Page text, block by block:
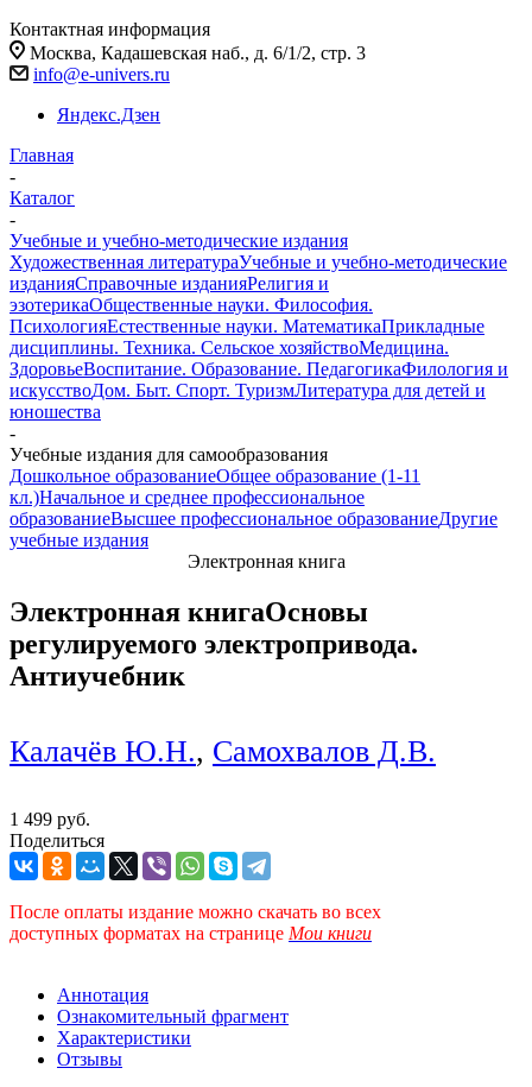
Контактная информация
Москва, Кадашевская наб., д. 6/1/2, стр. 3
info@e-univers.ru
Яндекс.Дзен
Главная
-
Каталог
-
Учебные и учебно-методические издания
Художественная литератураУчебные и учебно-методические
изданияСправочные изданияРелигия и
эзотерикаОбщественные науки. Философия.
ПсихологияЕстественные науки. МатематикаПрикладные
дисциплины. Техника. Сельское хозяйствоМедицина.
ЗдоровьеВоспитание. Образование. ПедагогикаФилология и
искусствоДом. Быт. Спорт. ТуризмЛитература для детей и
юношества
-
Учебные издания для самообразования
Дошкольное образованиеОбщее образование (1-11
кл.)Начальное и среднее профессиональное
образованиеВысшее профессиональное образованиеДругие
учебные издания
Электронная книга
Электронная книгаОсновы
регулируемого электропривода.
Антиучебник
Калачёв Ю.Н., Самохвалов Д.В.
1 499 руб.
Поделиться
После оплаты издание можно скачать во всех
доступных форматах на странице Мои книги
Аннотация
Ознакомительный фрагмент
Характеристики
Отзывы